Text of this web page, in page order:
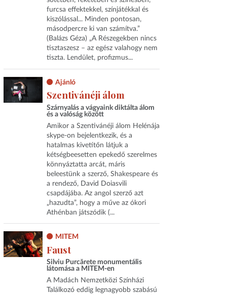
furcsa effektekkel, színjátékkal és
kiszólással... Minden pontosan,
másodpercre ki van számítva.”
(Balázs Géza) „A Részegekben nincs
tisztaszesz – az egész valahogy nem
tiszta. Lendület, profizmus...
Ajánló
Szentivánéji álom
Szárnyalás a vágyaink diktálta álom
és a valóság között
Amikor a Szentivánéji álom Helénája
skype-on bejelentkezik, és a
hatalmas kivetítőn látjuk a
kétségbeesetten epekedő szerelmes
könnyáztatta arcát, máris
beleestünk a szerző, Shakespeare és
a rendező, David Doiasvili
csapdájába. Az angol szerző azt
„hazudta”, hogy a műve az ókori
Athénban játszódik (...
MITEM
Faust
Silviu Purcărete monumentális
látomása a MITEM-en
A Madách Nemzetközi Színházi
Találkozó eddig legnagyobb szabású